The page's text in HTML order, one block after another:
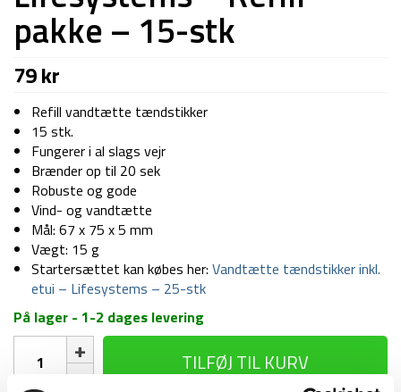
pakke – 15-stk
79kr
Refill vandtætte tændstikker
15 stk.
Fungerer i al slags vejr
Brænder op til 20 sek
Robuste og gode
Vind- og vandtætte
Mål: 67 x 75 x 5 mm
Vægt: 15 g
Startersættet kan købes her: Vandtætte tændstikker inkl.
etui – Lifesystems – 25-stk
På lager - 1-2 dages levering
Vandtætte
tændstikker
TILFØJ TIL KURV